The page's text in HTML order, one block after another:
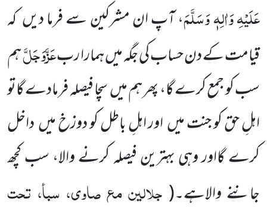
عَلَیْہِ وَاٰلِہٖ وَسَلَّمَ، آپ ان مشرکین سے فرما دیں کہ
قیامت کے دن حساب کی جگہ میں ہمارا ربعَزَّوَجَلَّہم
سب کو جمع کرے گا، پھر ہم میں سچا فیصلہ فرمادے گاتو
اہلِ حق کو جنت میں اور اہلِ باطل کو دوزخ میں داخل
کرے گااور وہی بہترین فیصلہ کرنے والا، سب کچھ
جاننے والاہے۔( جلالین مع صاوی، سبأ، تحت